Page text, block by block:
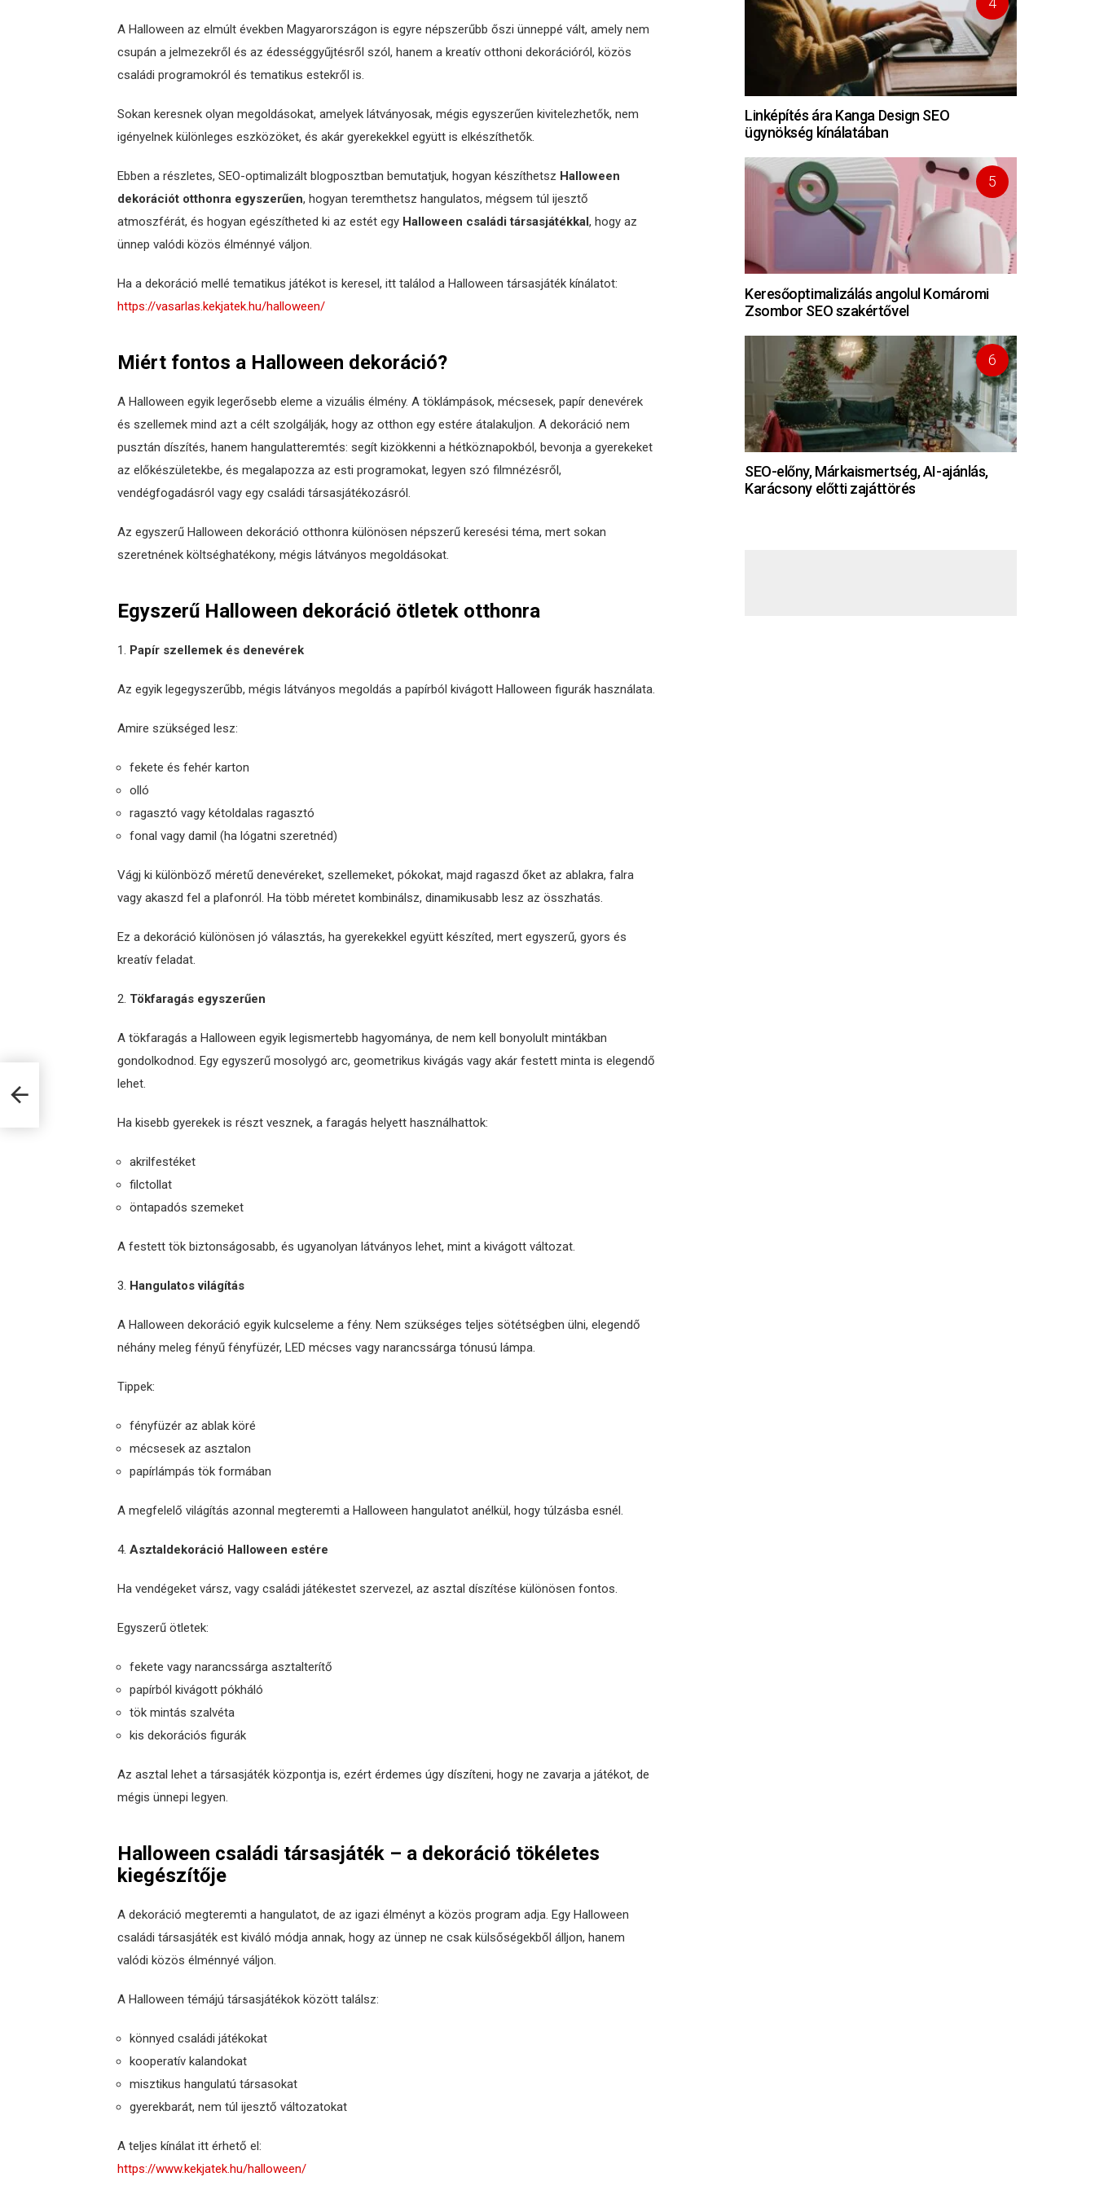
A Halloween az elmúlt években Magyarországon is egyre népszerűbb őszi ünneppé vált, amely nem
csupán a jelmezekről és az édességgyűjtésről szól, hanem a kreatív otthoni dekorációról, közös
családi programokról és tematikus estekről is.
Sokan keresnek olyan megoldásokat, amelyek látványosak, mégis egyszerűen kivitelezhetők, nem
igényelnek különleges eszközöket, és akár gyerekekkel együtt is elkészíthetők.
Ebben a részletes, SEO-optimalizált blogposztban bemutatjuk, hogyan készíthetsz Halloween
dekorációt otthonra egyszerűen, hogyan teremthetsz hangulatos, mégsem túl ijesztő
atmoszférát, és hogyan egészítheted ki az estét egy Halloween családi társasjátékkal, hogy az
ünnep valódi közös élménnyé váljon.
Ha a dekoráció mellé tematikus játékot is keresel, itt találod a Halloween társasjáték kínálatot:
https://vasarlas.kekjatek.hu/halloween/
Miért fontos a Halloween dekoráció?
A Halloween egyik legerősebb eleme a vizuális élmény. A töklámpások, mécsesek, papír denevérek
és szellemek mind azt a célt szolgálják, hogy az otthon egy estére átalakuljon. A dekoráció nem
pusztán díszítés, hanem hangulatteremtés: segít kizökkenni a hétköznapokból, bevonja a gyerekeket
az előkészületekbe, és megalapozza az esti programokat, legyen szó filmnézésről,
vendégfogadásról vagy egy családi társasjátékozásról.
Az egyszerű Halloween dekoráció otthonra különösen népszerű keresési téma, mert sokan
szeretnének költséghatékony, mégis látványos megoldásokat.
Egyszerű Halloween dekoráció ötletek otthonra
Papír szellemek és denevérek
Az egyik legegyszerűbb, mégis látványos megoldás a papírból kivágott Halloween figurák használata.
Amire szükséged lesz:
fekete és fehér karton
olló
ragasztó vagy kétoldalas ragasztó
fonal vagy damil (ha lógatni szeretnéd)
Vágj ki különböző méretű denevéreket, szellemeket, pókokat, majd ragaszd őket az ablakra, falra
vagy akaszd fel a plafonról. Ha több méretet kombinálsz, dinamikusabb lesz az összhatás.
Ez a dekoráció különösen jó választás, ha gyerekekkel együtt készíted, mert egyszerű, gyors és
kreatív feladat.
Tökfaragás egyszerűen
A tökfaragás a Halloween egyik legismertebb hagyománya, de nem kell bonyolult mintákban
gondolkodnod. Egy egyszerű mosolygó arc, geometrikus kivágás vagy akár festett minta is elegendő
lehet.
Ha kisebb gyerekek is részt vesznek, a faragás helyett használhattok:
akrilfestéket
filctollat
öntapadós szemeket
A festett tök biztonságosabb, és ugyanolyan látványos lehet, mint a kivágott változat.
Hangulatos világítás
A Halloween dekoráció egyik kulcseleme a fény. Nem szükséges teljes sötétségben ülni, elegendő
néhány meleg fényű fényfüzér, LED mécses vagy narancssárga tónusú lámpa.
Tippek:
fényfüzér az ablak köré
mécsesek az asztalon
papírlámpás tök formában
A megfelelő világítás azonnal megteremti a Halloween hangulatot anélkül, hogy túlzásba esnél.
Asztaldekoráció Halloween estére
Ha vendégeket vársz, vagy családi játékestet szervezel, az asztal díszítése különösen fontos.
Egyszerű ötletek:
fekete vagy narancssárga asztalterítő
papírból kivágott pókháló
tök mintás szalvéta
kis dekorációs figurák
Az asztal lehet a társasjáték központja is, ezért érdemes úgy díszíteni, hogy ne zavarja a játékot, de
mégis ünnepi legyen.
Halloween családi társasjáték – a dekoráció tökéletes
kiegészítője
A dekoráció megteremti a hangulatot, de az igazi élményt a közös program adja. Egy Halloween
családi társasjáték est kiváló módja annak, hogy az ünnep ne csak külsőségekből álljon, hanem
valódi közös élménnyé váljon.
A Halloween témájú társasjátékok között találsz:
könnyed családi játékokat
kooperatív kalandokat
misztikus hangulatú társasokat
gyerekbarát, nem túl ijesztő változatokat
A teljes kínálat itt érhető el:
https://www.kekjatek.hu/halloween/
Linképítés ára Kanga Design SEO
ügynökség kínálatában
Keresőoptimalizálás angolul Komáromi
Zsombor SEO szakértővel
SEO-előny, Márkaismertség, AI-ajánlás,
Karácsony előtti zajáttörés